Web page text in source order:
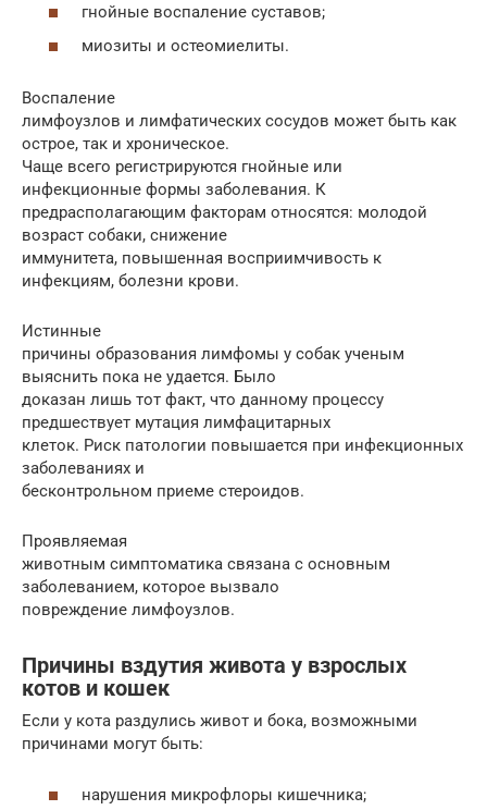
гнойные воспаление суставов;
миозиты и остеомиелиты.
Воспаление
лимфоузлов и лимфатических сосудов может быть как
острое, так и хроническое.
Чаще всего регистрируются гнойные или
инфекционные формы заболевания. К
предрасполагающим факторам относятся: молодой
возраст собаки, снижение
иммунитета, повышенная восприимчивость к
инфекциям, болезни крови.
Истинные
причины образования лимфомы у собак ученым
выяснить пока не удается. Было
доказан лишь тот факт, что данному процессу
предшествует мутация лимфацитарных
клеток. Риск патологии повышается при инфекционных
заболеваниях и
бесконтрольном приеме стероидов.
Проявляемая
животным симптоматика связана с основным
заболеванием, которое вызвало
повреждение лимфоузлов.
Причины вздутия живота у взрослых
котов и кошек
Если у кота раздулись живот и бока, возможными
причинами могут быть:
нарушения микрофлоры кишечника;